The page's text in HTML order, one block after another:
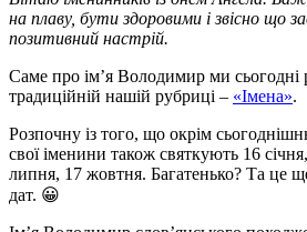
на плаву, бути здоровими і звісно що
позитивний настрій.
Саме про ім’я Володимир ми сьогодні
традиційній нашій рубриці – «Імена».
Розпочну із того, що окрім
свої іменини також святкують 16
липня, 17 жовтня. Багатенько? Та це
дат. 😀